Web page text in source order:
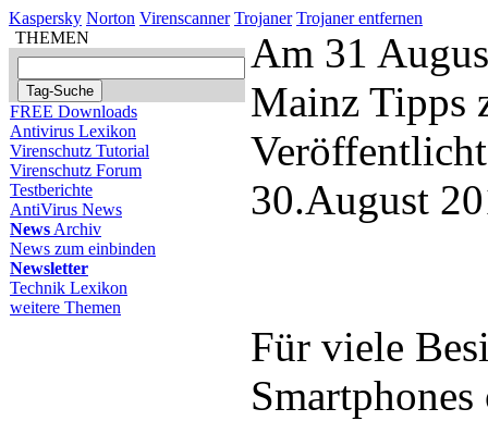
Kaspersky Norton Virenscanner Trojaner Trojaner entfernen
THEMEN
FREE Downloads
Antivirus Lexikon
Virenschutz Tutorial
Virenschutz Forum
Testberichte
AntiVirus News
News Archiv
News zum einbinden
Newsletter
Technik Lexikon
weitere Themen
Am 31
Mainz Tipps
30.August
Für viele